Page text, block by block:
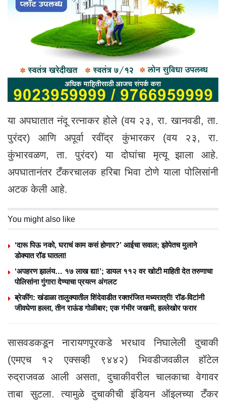
या अपघातात नंदू रत्नाकर होले (वय २३, रा. खानवडी, ता.
पुरंदर) आणि अपूर्वा रवींद्र कुंभारकर (वय २३, रा.
कुंभारवळण, ता. पुरंदर) या दोघांचा मृत्यू झाला आहे.
अपघातानंतर टँकरचालक हरिबा भिवा टोणे याला पोलिसांनी
अटक केली आहे.
You might also like
‘दारू पिऊ नको, घराचं काम कसं होणार?’ आईचा सवाल; झोपेतच मुलाने
डोक्यात रॉड घातला!
‘अपहरण झालंय… १७ लाख द्या!’; डायल ११२ वर खोटी माहिती देत तरुणाचा
पोलिसांना गुंगारा देण्याचा प्रयत्न अंगलट
ब्रेकींग: खंडाळा तालुक्यातील शिंदेवाडीत रक्तरंजित मध्यरात्री! रॉड-विटांनी
जीवघेणा हल्ला, तीन राऊंड गोळीबार; एक गंभीर जखमी, हल्लेखोर फरार
सासवडकडून नारायणपूरकडे भरधाव निघालेली दुचाकी
(एमएच १२ एक्सव्ही ९४४२) भिवडीजवळील हॉटेल
रुद्राजवळ आली असता, दुचाकीवरील चालकाचा वेगावर
ताबा सुटला. त्यामुळे दुचाकीची इंडियन ऑइलच्या टँकर